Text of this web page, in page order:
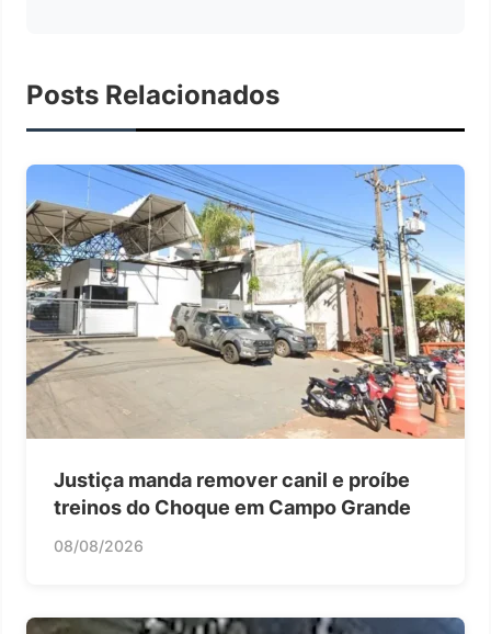
Posts Relacionados
Justiça manda remover canil e proíbe
treinos do Choque em Campo Grande
08/08/2026